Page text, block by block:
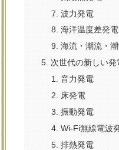
波力発電
海洋温度差発電
海流・潮流・
次世代の新しい発
音力発電
床発電
振動発電
Wi-Fi無線電波
排熱発電